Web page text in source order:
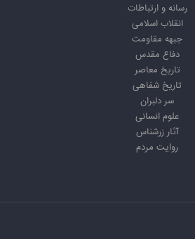
رسانه و ارتباطات
انقلاب اسلامی
جبهه مقاومت
دفاع مقدس
تاریخ معاصر
تاریخ شفاهی
سر دلبران
علوم انسانی
آثار زرشناس
روایت مردم